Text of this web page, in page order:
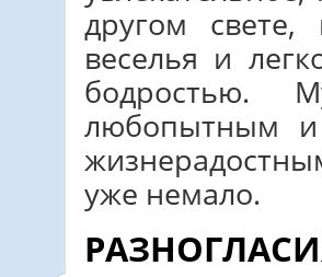
другом свете,
веселья и
бодростью.
любопытным
уже немало.